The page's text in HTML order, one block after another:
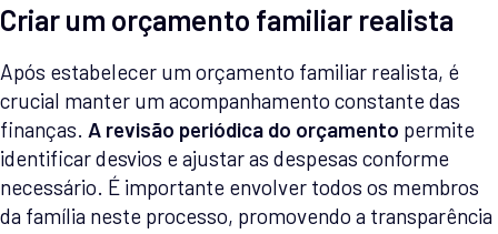
Criar um orçamento familiar realista
Após estabelecer um orçamento familiar realista, é
crucial manter um acompanhamento constante das
finanças. A revisão periódica do orçamento permite
identificar desvios e ajustar as despesas conforme
necessário. É importante envolver todos os membros
da família neste processo, promovendo a transparência